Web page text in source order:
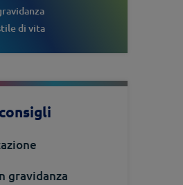
di vita
gravidanza